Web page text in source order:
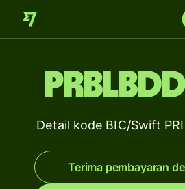
Detail kode BIC/Swift
Terima pembayaran